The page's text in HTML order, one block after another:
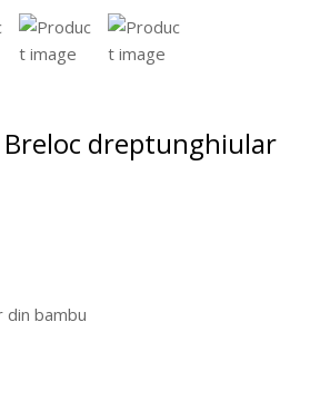
Breloc dreptunghiular
din bambu